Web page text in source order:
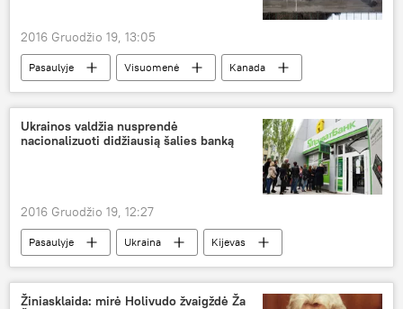
2016 Gruodžio 19, 13:05
Pasaulyje Visuomenė
Kanada
gyvūnas
briedis
Ukrainos valdžia nusprendė
nacionalizuoti didžiausią šalies banką
2016 Gruodžio 19, 12:27
Pasaulyje Ukraina
Kijevas
Igoris Kolomoiskis
PrivatBank
bankas
nacionalizacija finansai
Žiniasklaida: mirė Holivudo žvaigždė Ža